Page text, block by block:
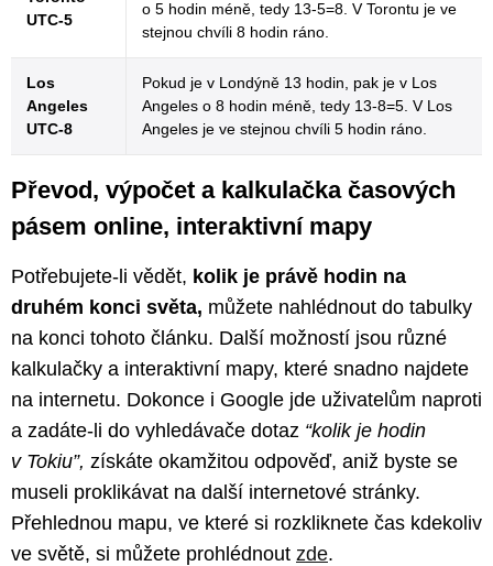
UTC-5
o 5 hodin méně, tedy 13-5=8. V Torontu je ve
stejnou chvíli 8 hodin ráno.
Los
Angeles
UTC-8
Pokud je v Londýně 13 hodin, pak je v Los
Angeles o 8 hodin méně, tedy 13-8=5. V Los
Angeles je ve stejnou chvíli 5 hodin ráno.
Převod, výpočet a kalkulačka časových
pásem online, interaktivní mapy
Potřebujete-li vědět, kolik je právě hodin na
druhém konci světa, můžete nahlédnout do tabulky
na konci tohoto článku. Další možností jsou různé
kalkulačky a interaktivní mapy, které snadno najdete
na internetu. Dokonce i Google jde uživatelům naproti
a zadáte-li do vyhledávače dotaz “kolik je hodin
v Tokiu”, získáte okamžitou odpověď, aniž byste se
museli proklikávat na další internetové stránky.
Přehlednou mapu, ve které si rozkliknete čas kdekoliv
ve světě, si můžete prohlédnout zde.